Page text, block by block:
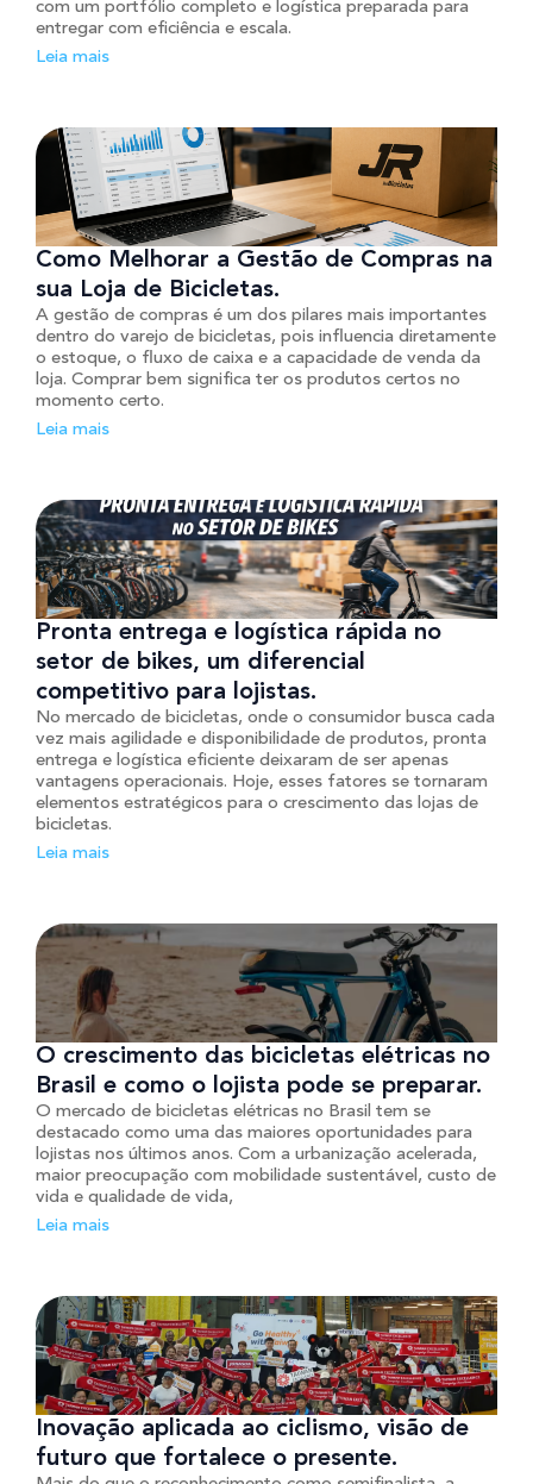
com um portfólio completo e logística preparada para
entregar com eficiência e escala.
Leia mais
Como Melhorar a Gestão de Compras na
sua Loja de Bicicletas.
A gestão de compras é um dos pilares mais importantes
dentro do varejo de bicicletas, pois influencia diretamente
o estoque, o fluxo de caixa e a capacidade de venda da
loja. Comprar bem significa ter os produtos certos no
momento certo.
Leia mais
Pronta entrega e logística rápida no
setor de bikes, um diferencial
competitivo para lojistas.
No mercado de bicicletas, onde o consumidor busca cada
vez mais agilidade e disponibilidade de produtos, pronta
entrega e logística eficiente deixaram de ser apenas
vantagens operacionais. Hoje, esses fatores se tornaram
elementos estratégicos para o crescimento das lojas de
bicicletas.
Leia mais
O crescimento das bicicletas elétricas no
Brasil e como o lojista pode se preparar.
O mercado de bicicletas elétricas no Brasil tem se
destacado como uma das maiores oportunidades para
lojistas nos últimos anos. Com a urbanização acelerada,
maior preocupação com mobilidade sustentável, custo de
vida e qualidade de vida,
Leia mais
Inovação aplicada ao ciclismo, visão de
futuro que fortalece o presente.